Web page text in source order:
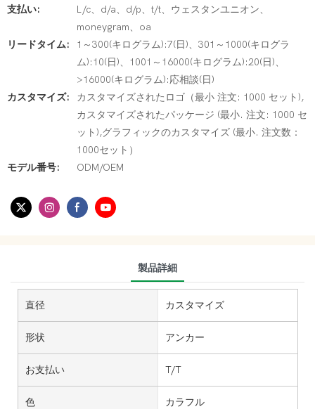
支払い:
L/c、d/a、d/p、t/t、ウェスタンユニオン、
moneygram、oa
リードタイム:
1～300(キログラム):7(日)、301～1000(キログラ
ム):10(日)、1001～16000(キログラム):20(日)、
>16000(キログラム):応相談(日)
カスタマイズ:
カスタマイズされたロゴ（最小 注文: 1000 セット),
カスタマイズされたパッケージ (最小. 注文: 1000 セ
ット),グラフィックのカスタマイズ (最小. 注文数：
1000セット）
モデル番号:
ODM/OEM
製品詳細
直径 カスタマイズ
形状 アンカー
お支払い T/T
色 カラフル